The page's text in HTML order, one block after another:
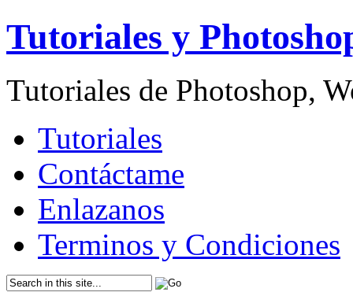
Tutoriales y
Tutoriales de Photoshop,
Tutoriales
Contáctame
Enlazanos
Terminos y Condiciones